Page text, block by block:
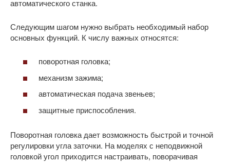
автоматического станка.
Следующим шагом нужно выбрать необходимый набор
основных функций. К числу важных относятся:
поворотная головка;
механизм зажима;
автоматическая подача звеньев;
защитные приспособления.
Поворотная головка дает возможность быстрой и точной
регулировки угла заточки. На моделях с неподвижной
головкой угол приходится настраивать, поворачивая